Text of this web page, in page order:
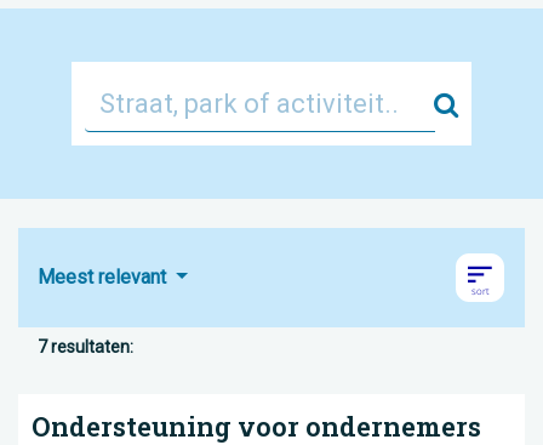
Zoek
Meest relevant
7 resultaten:
Ondersteuning voor ondernemers